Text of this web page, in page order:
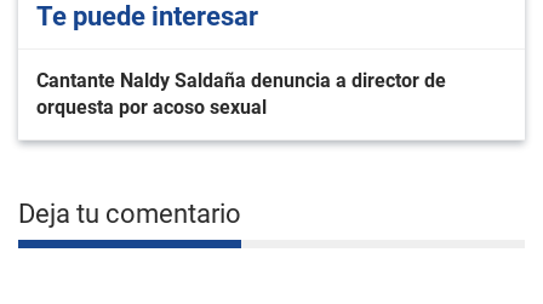
Te puede interesar
Cantante Naldy Saldaña denuncia a director de
orquesta por acoso sexual
Deja tu comentario